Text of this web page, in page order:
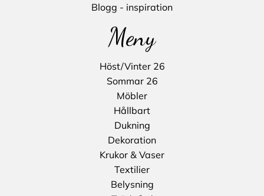
Blogg - inspiration
Meny
Höst/Vinter 26
Sommar 26
Möbler
Hållbart
Dukning
Dekoration
Krukor & Vaser
Textilier
Belysning